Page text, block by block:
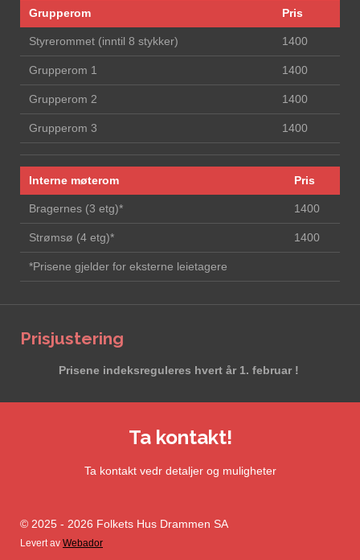
Grupperom Pris
Styrerommet (inntil 8 stykker) 1400
Grupperom 1 1400
Grupperom 2 1400
Grupperom 3 1400
Interne møterom Pris
Bragernes (3 etg)* 1400
Strømsø (4 etg)* 1400
*Prisene gjelder for eksterne leietagere
Prisjustering
Prisene indeksreguleres hvert år 1. februar !
Ta kontakt!
Ta kontakt vedr detaljer og muligheter
© 2025 - 2026 Folkets Hus Drammen SA
Levert av Webador